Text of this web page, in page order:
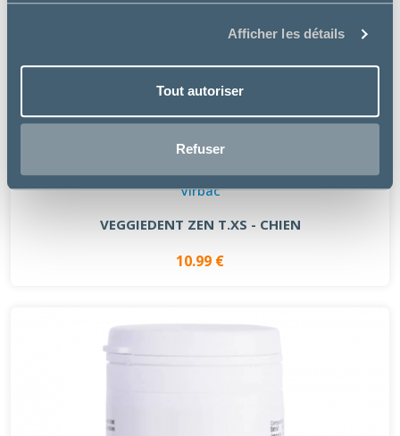
Afficher les détails
Tout autoriser
Refuser
Virbac
VEGGIEDENT ZEN T.XS - CHIEN
10.99 €